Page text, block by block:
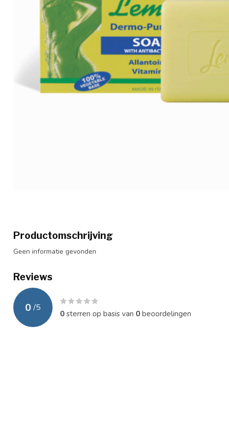
Productomschrijving
Geen informatie gevonden
Reviews
0 /5
0sterren op basis van 0beoordelingen